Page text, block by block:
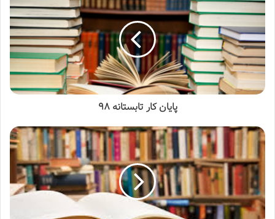
کتاب از 15 تا 25 درصد تخفیف گرفت.
دید و بازدید از کتاب ها را از همان اول فروشگاه شروع می کنیم.
چند میز اول پر است از هدایا و کتاب های خاطره انگیز.
و البته یک کتاب متفاوت از نوشته های یوسفعلی میرشکاک. «نامه
هایی به یک بسیجی» در همان ابتدای فروشگاه، نشان می دهد که
تفکر بسیجی در چینش کتاب های این فروشگاه، نقش دارد…
پایان کار تابستانه 98